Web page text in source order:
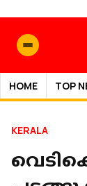
HOME TOP
KERALA